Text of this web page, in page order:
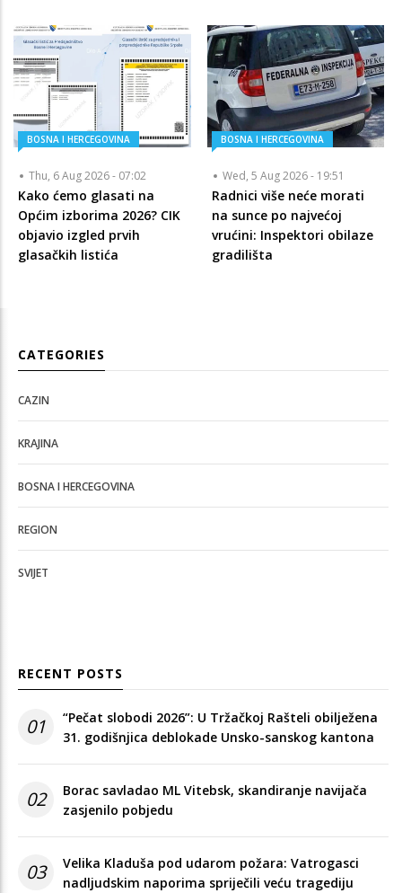
BOSNA I HERCEGOVINA
Thu, 6 Aug 2026 - 07:02
Kako ćemo glasati na
Općim izborima 2026? CIK
objavio izgled prvih
glasačkih listića
BOSNA I HERCEGOVINA
Wed, 5 Aug 2026 - 19:51
Radnici više neće morati
na sunce po najvećoj
vrućini: Inspektori obilaze
gradilišta
CATEGORIES
CAZIN
KRAJINA
BOSNA I HERCEGOVINA
REGION
SVIJET
RECENT POSTS
01
“Pečat slobodi 2026”: U Tržačkoj Rašteli obilježena
31. godišnjica deblokade Unsko-sanskog kantona
02
Borac savladao ML Vitebsk, skandiranje navijača
zasjenilo pobjedu
03
Velika Kladuša pod udarom požara: Vatrogasci
nadljudskim naporima spriječili veću tragediju